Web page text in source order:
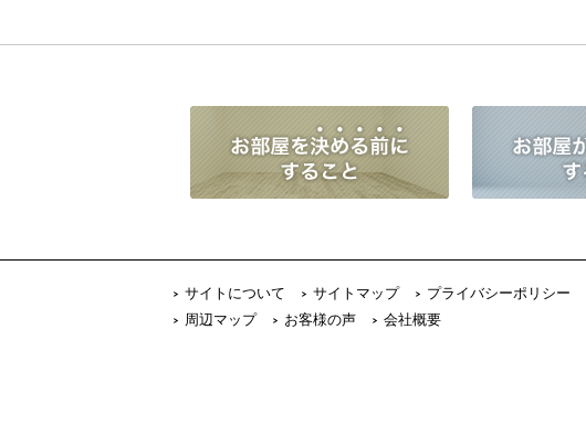
サイトについて サイトマップ プライバシーポリシー
周辺マップ
お客様の声 会社概要